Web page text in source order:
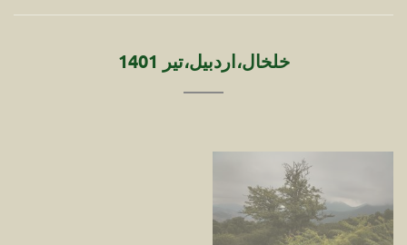
خلخال،اردبیل،تیر 1401